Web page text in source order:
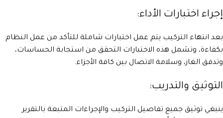
إجراء اختبارات الأداء:
بعد انتهاء التركيب يتم عمل اختبارات شاملة للتأكد من عمل النظام
بكفاءة، وتشمل هذه الاختبارات التحقق من استجابة الحساسات،
وتدفق الغاز، وسلامة الاتصال بين كافة الأجزاء.
التوثيق والتدريب:
ينبغي توثيق جميع تفاصيل التركيب والإجراءات المتبعة بالتقرير